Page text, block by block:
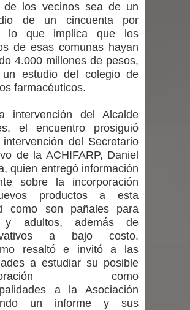
Colegio El Boldo
Seremi de Desarrollo Social y Familia
lanzó en el Maule el Fondo
Concursable de Promoción de
Entornos Saludables 2026
Ballet: La magia de La Cenicienta
llegará al Teatro Regional del Maule
en una función especial para celebrar
el Día de la Niñez
GORE Maule figura tercero a nivel
nacional en gasto por viajes y
traslados con $133 millones
de los vecinos sea de un
de un cincuenta por
lo que implica que los
de esas comunas hayan
4.000 millones de pesos,
un estudio del colegio de
farmacéuticos.
intervención del Alcalde
el encuentro prosiguió
del Secretario
de la ACHIFARP, Daniel
quien entregó información
sobre la incorporación
productos a esta
como son pañales para
y adultos, además de
a bajo costo.
resaltó e invitó a las
a estudiar su posible
como
a la Asociación
un informe y sus